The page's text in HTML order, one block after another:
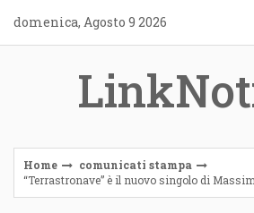
content
domenica, Agosto 9 2026
Home
comunicati stampa
“Terrastronave” è il nuovo singolo di